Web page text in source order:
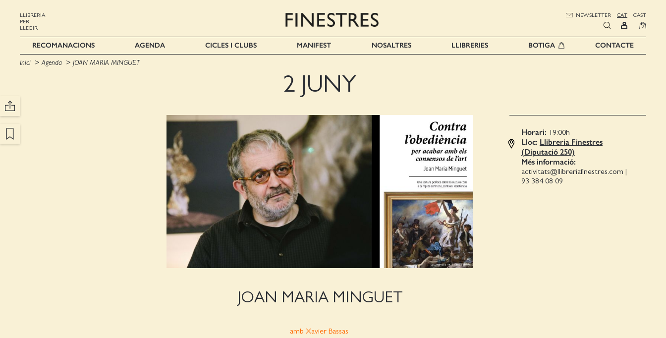
LLIBRERIA
PER
LLEGIR
NEWSLETTER CAT CAST
0
RECOMANACIONS AGENDA CICLES I CLUBS MANIFEST NOSALTRES LLIBRERIES BOTIGA CONTACTE
Inici Agenda JOAN MARIA MINGUET
2 JUNY
JOAN MARIA MINGUET
amb Xavier Bassas
Horari: 19:00h
Lloc: Llibreria Finestres
(Diputació 250)
Més informació:
activitats@llibreriafinestres.com |
93 384 08 09